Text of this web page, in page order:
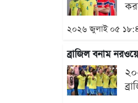
২০২৬ জুলাই ০৫
ব্রাজিল বনাম